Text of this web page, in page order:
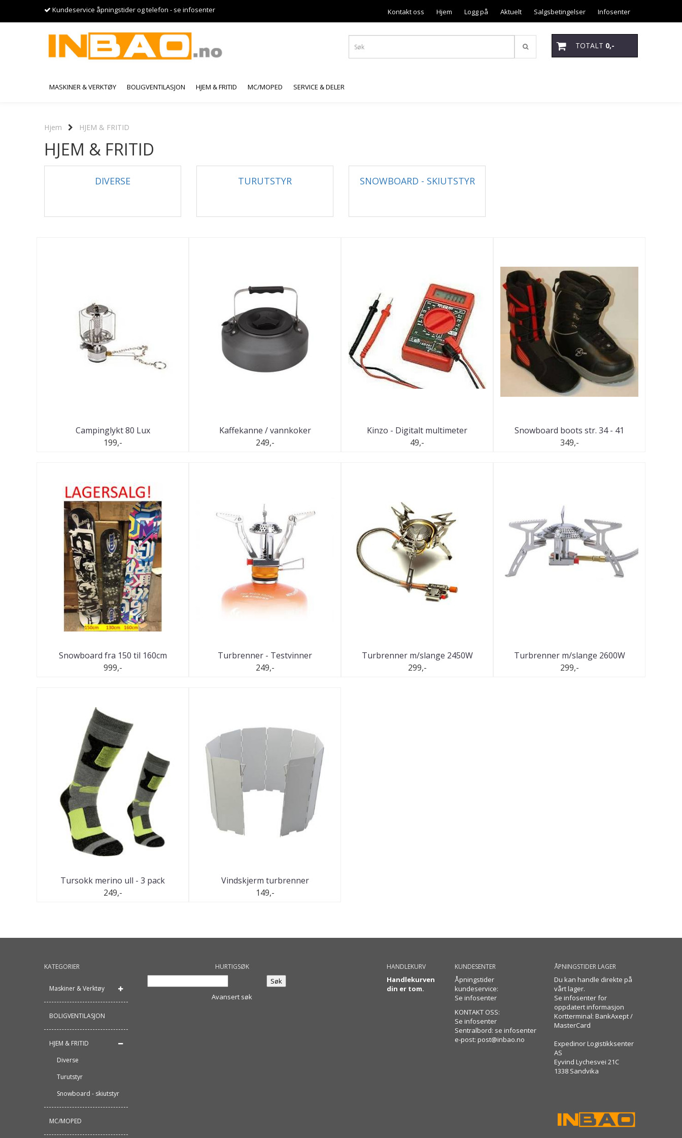
Kundeservice åpningstider og telefon - se infosenter Kontakt oss Hjem Logg på Aktuelt Salgsbetingelser Infosenter
TOTALT 0,-
MASKINER & VERKTØY BOLIGVENTILASJON HJEM & FRITID MC/MOPED SERVICE & DELER
Hjem HJEM & FRITID
HJEM & FRITID
DIVERSE TURUTSTYR SNOWBOARD - SKIUTSTYR
Campinglykt 80 Lux
199,-
Kaffekanne / vannkoker
249,-
Kinzo - Digitalt multimeter
49,-
Snowboard boots str. 34 - 41
349,-
Snowboard fra 150 til 160cm
999,-
Turbrenner - Testvinner
249,-
Turbrenner m/slange 2450W
299,-
Turbrenner m/slange 2600W
299,-
Tursokk merino ull - 3 pack
249,-
Vindskjerm turbrenner
149,-
KATEGORIER
Maskiner & Verktøy
BOLIGVENTILASJON
HJEM & FRITID
Diverse
Turutstyr
Snowboard - skiutstyr
MC/MOPED
HURTIGSØK
Avansert søk
HANDLEKURV
Handlekurven
din er tom.
KUNDESENTER
Åpningstider
kundeservice:
Se infosenter
KONTAKT OSS:
Se infosenter
Sentralbord: se infosenter
e-post:post@inbao.no
ÅPNINGSTIDER LAGER
Du kan handle direkte på
vårt lager.
Se infosenter for
oppdatert informasjon
Kortterminal: BankAxept /
MasterCard
Expedinor Logistikksenter
AS
Eyvind Lychesvei 21C
1338 Sandvika